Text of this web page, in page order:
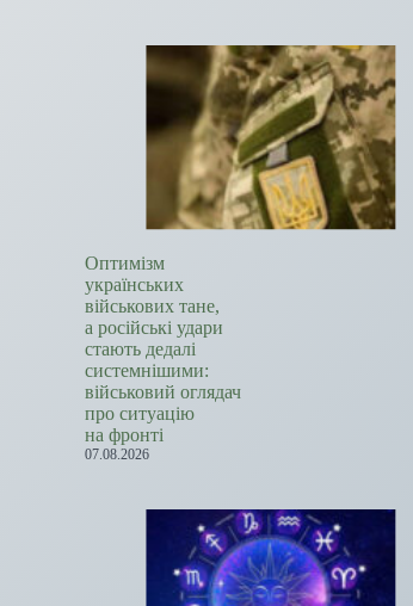
Оптимізм
українських
військових тане,
а російські удари
стають дедалі
системнішими:
військовий оглядач
про ситуацію
на фронті
07.08.2026